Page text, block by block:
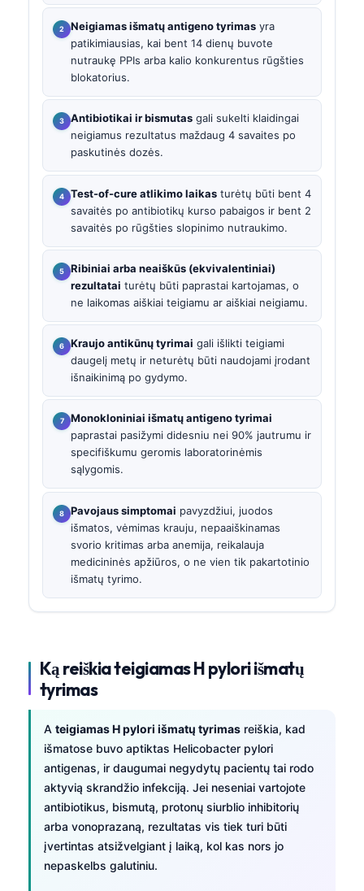
Neigiamas išmatų antigeno tyrimas yra
patikimiausias, kai bent 14 dienų buvote
nutraukę PPIs arba kalio konkurentus rūgšties
blokatorius.
Antibiotikai ir bismutas gali sukelti klaidingai
neigiamus rezultatus maždaug 4 savaites po
paskutinės dozės.
Test-of-cure atlikimo laikas turėtų būti bent 4
savaitės po antibiotikų kurso pabaigos ir bent 2
savaitės po rūgšties slopinimo nutraukimo.
Ribiniai arba neaiškūs (ekvivalentiniai)
rezultatai turėtų būti paprastai kartojamas, o
ne laikomas aiškiai teigiamu ar aiškiai neigiamu.
Kraujo antikūnų tyrimai gali išlikti teigiami
daugelį metų ir neturėtų būti naudojami įrodant
išnaikinimą po gydymo.
Monokloniniai išmatų antigeno tyrimai
paprastai pasižymi didesniu nei 90% jautrumu ir
specifiškumu geromis laboratorinėmis
sąlygomis.
Pavojaus simptomai pavyzdžiui, juodos
išmatos, vėmimas krauju, nepaaiškinamas
svorio kritimas arba anemija, reikalauja
medicininės apžiūros, o ne vien tik pakartotinio
išmatų tyrimo.
Ką reiškia teigiamas H pylori išmatų
tyrimas
A teigiamas H pylori išmatų tyrimas reiškia, kad
išmatose buvo aptiktas Helicobacter pylori
antigenas, ir daugumai negydytų pacientų tai rodo
aktyvią skrandžio infekciją. Jei neseniai vartojote
antibiotikus, bismutą, protonų siurblio inhibitorių
arba vonoprazaną, rezultatas vis tiek turi būti
įvertintas atsižvelgiant į laiką, kol kas nors jo
nepaskelbs galutiniu.